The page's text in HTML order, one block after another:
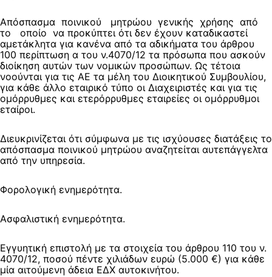
Απόσπασμα ποινικού μητρώου γενικής χρήσης από
το οποίο να προκύπτει ότι δεν έχουν καταδικαστεί
αμετάκλητα για κανένα από τα αδικήματα του άρθρου
100 περίπτωση α του ν.4070/12 τα πρόσωπα που ασκούν
διοίκηση αυτών των νομικών προσώπων. Ως τέτοια
νοούνται για τις ΑΕ τα μέλη του Διοικητικού Συμβουλίου,
για κάθε άλλο εταιρικό τύπο οι Διαχειριστές και για τις
ομόρρυθμες και ετερόρρυθμες εταιρείες οι ομόρρυθμοι
εταίροι.
Διευκρινίζεται ότι σύμφωνα με τις ισχύουσες διατάξεις το
απόσπασμα ποινικού μητρώου αναζητείται αυτεπάγγελτα
από την υπηρεσία.
Φορολογική ενημερότητα.
Ασφαλιστική ενημερότητα.
Εγγυητική επιστολή με τα στοιχεία του άρθρου 110 του ν.
4070/12, ποσού πέντε χιλιάδων ευρώ (5.000 €) για κάθε
μία αιτούμενη άδεια ΕΔΧ αυτοκινήτου.